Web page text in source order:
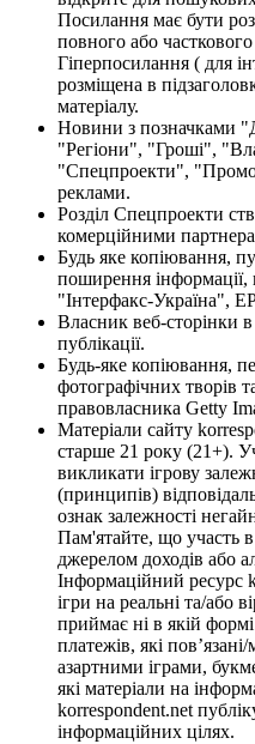
Посилання має бути
повного або
Гіперпосилання ( для
розміщена в
матеріалу.
Новини з позначками
"Регіони", "Гроші",
"Спецпроекти",
реклами.
Розділ Спецпроекти
комерційними
Будь яке копіювання,
поширення
"Інтерфакс-Україна",
Власник веб-сторінки
публікації.
Будь-яке копіювання,
фотографічних творів
правовласника Getty
Матеріали сайту
старше 21 року (21+).
викликати ігрову
(принципів)
ознак залежності
Пам'ятайте, що участь
джерелом доходів або
Інформаційний ресурс
ігри на реальні та/або
приймає ні в якій
платежів, які
азартними іграми,
які матеріали на
korrespondent.net
інформаційних цілях.